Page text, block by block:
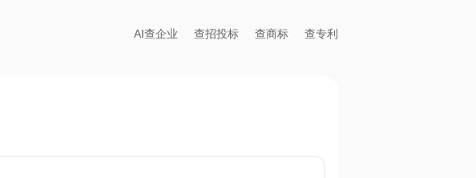
AI查企业 查招投标 查商标 查专利